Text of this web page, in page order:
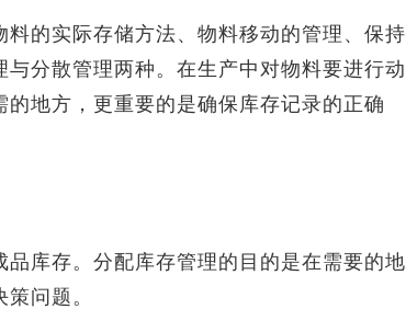
的实际存储方法、物料移动的管理、保持
分散管理两种。在生产中对物料要进行动
地方，更重要的是确保库存记录的正确
库存。分配库存管理的目的是在需要的地
问题。